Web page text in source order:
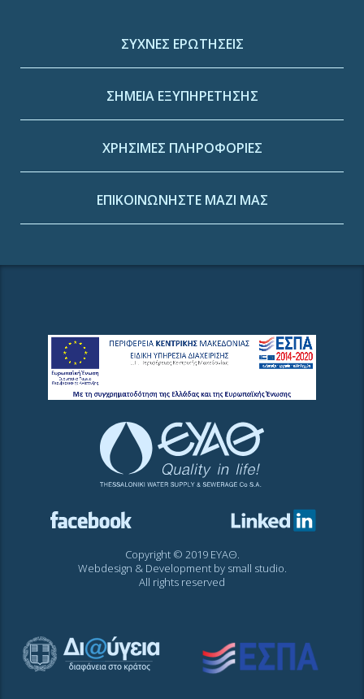
ΣΥΧΝΕΣ ΕΡΩΤΗΣΕΙΣ
ΣΗΜΕΙΑ ΕΞΥΠΗΡΕΤΗΣΗΣ
ΧΡΗΣΙΜΕΣ ΠΛΗΡΟΦΟΡΙΕΣ
ΕΠΙΚΟΙΝΩΝΗΣΤΕ ΜΑΖΙ ΜΑΣ
Copyright © 2019 ΕΥΑΘ.
Webdesign & Development by small studio.
All rights reserved